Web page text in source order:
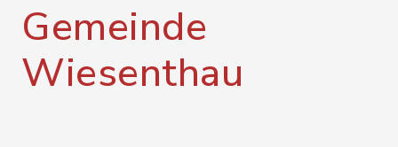
Gemeinde
Wiesenthau